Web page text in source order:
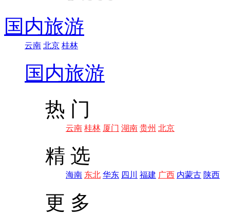
国内旅游
云南 北京 桂林
国内旅游
热 门
云南 桂林 厦门 湖南 贵州 北京
精 选
海南 东北 华东 四川 福建 广西 内蒙古 陕西
更 多